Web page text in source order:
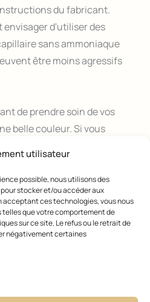
utilisateur
possible, nous utilisons des
stocker et/ou accéder aux
acceptant ces technologies, vous nous
que votre comportement de
sur ce site. Le refus ou le retrait de
négativement certaines
du fabricant.
envisager d'utiliser des
sans ammoniaque
être moins agressifs
de prendre soin de vos
belle couleur. Si vous
du fabricant, et
agressifs qui peuvent